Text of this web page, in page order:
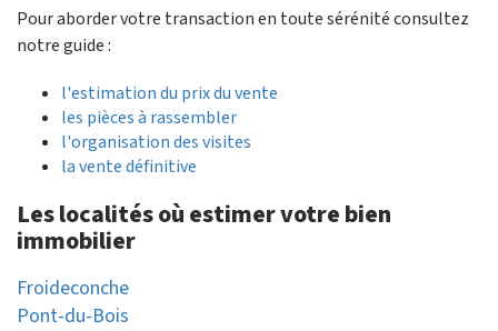
Pour aborder votre transaction en toute sérénité consultez
notre guide :
l'estimation du prix du vente
les pièces à rassembler
l'organisation des visites
la vente définitive
Les localités où estimer votre bien
immobilier
Froideconche
Pont-du-Bois